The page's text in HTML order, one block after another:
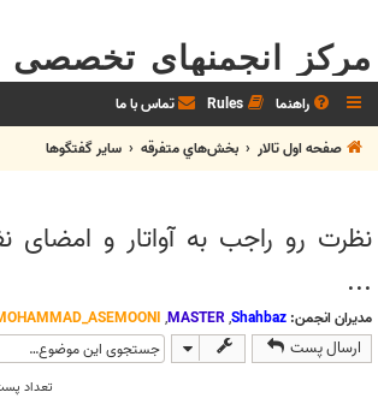
مرکز انجمنهای تخصصی
راهنما Rules تماس با ما
صفحه اول تالار
بخش‌‌هاي متفرقه ساير گفتگوها
نظرت رو راجب به آواتار و امضای
...
مدیران انجمن: Shahbaz
,
MASTER
,
MOHAMMAD_ASEMOONI
ارسال پست
تعداد پست